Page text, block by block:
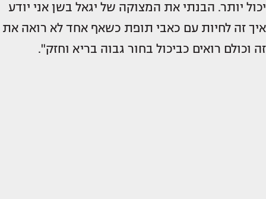
יכול יותר. הבנתי את המצוקה של יגאל בשן אני יודע
איך זה לחיות עם כאבי תופת כשאף אחד לא רואה את
זה וכולם רואים כביכול בחור גבוה בריא וחזק".